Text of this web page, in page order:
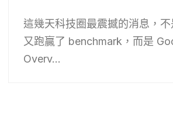
這幾天科技圈最震撼的消息，
又跑贏了 benchmark，而是
Overv...